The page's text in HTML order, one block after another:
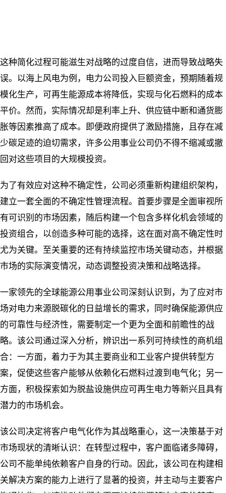
这种简化过程可能滋生对战略的过度自信，进而导致战略失
误。以海上风电为例，电力公司投入巨额资金，预期随着规
模化生产，可再生能源成本将降低，实现与化石燃料的成本
平价。然而，实际情况却是利率上升、供应链中断和通货膨
胀等因素推高了成本。即便政府提供了激励措施，且存在减
少碳足迹的迫切需求，许多公用事业公司仍不得不缩减或撤
回对这些项目的大规模投资。
为了有效应对这种不确定性，公司必须重新构建组织架构，
建立一套全面的不确定性管理流程。首要步骤是全面审视所
有可识别的市场因素，随后构建一个包含多样化机会领域的
投资组合，以创造多种可能的选择，这在面对高不确定性时
尤为关键。至关重要的还有持续监控市场关键动态，并根据
市场的实际演变情况，动态调整投资决策和战略选择。
一家领先的全球能源公用事业公司深刻认识到，为了应对市
场对电力来源脱碳化的日益增长的需求，同时确保能源供应
的可靠性与经济性，需要制定一个更为全面和前瞻性的战
略。该公司通过深入分析，辨识出一系列可持续性的商机组
合：一方面，着力于为其主要商业和工业客户提供转型方
案，促使这些客户能够从依赖化石燃料过渡到电气化；另一
方面，积极探索如为脱盐设施供应可再生电力等新兴且具有
潜力的市场机会。
该公司决定将客户电气化作为其战略重心，这一决策基于对
市场现状的清晰认识：在转型过程中，客户面临诸多障碍，
公司不能单纯依赖客户自身的行动。因此，该公司在构建相
关解决方案的能力上进行了显著的投资，并主动与主要客户